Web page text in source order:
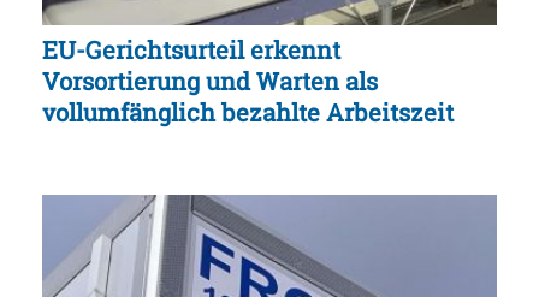
EU-Gerichtsurteil erkennt
Vorsortierung und Warten als
vollumfänglich bezahlte Arbeitszeit